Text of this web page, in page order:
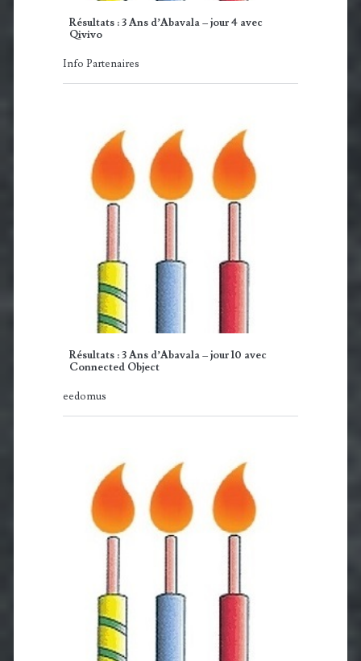
Résultats : 3 Ans d’Abavala – jour 4 avec
Qivivo
Info Partenaires
Résultats : 3 Ans d’Abavala – jour 10 avec
Connected Object
eedomus